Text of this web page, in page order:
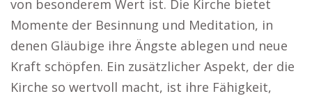
von besonderem Wert ist. Die Kirche bietet
Momente der Besinnung und Meditation, in
denen Gläubige ihre Ängste ablegen und neue
Kraft schöpfen. Ein zusätzlicher Aspekt, der die
Kirche so wertvoll macht, ist ihre Fähigkeit,